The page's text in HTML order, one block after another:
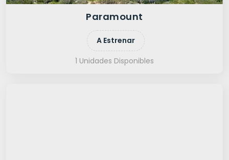
Paramount
A Estrenar
1 Unidades Disponibles